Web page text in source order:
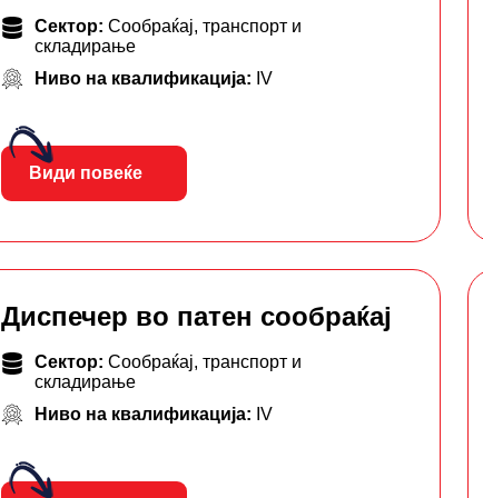
Сектор:Сообраќај, транспорт и
складирање
Ниво на квалификација: IV
Види повеќе
Диспечер во патен сообраќај
Сектор:Сообраќај, транспорт и
складирање
Ниво на квалификација: IV